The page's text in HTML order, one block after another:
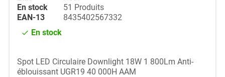
En stock
51 Produits
EAN-13
8435402567332
check En stock
Spot LED Circulaire Downlight 18W 1 800Lm Anti-
éblouissant UGR19 40 000H AAM